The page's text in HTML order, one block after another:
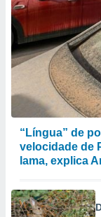
“Língua” de
velocidade de
lama, explica